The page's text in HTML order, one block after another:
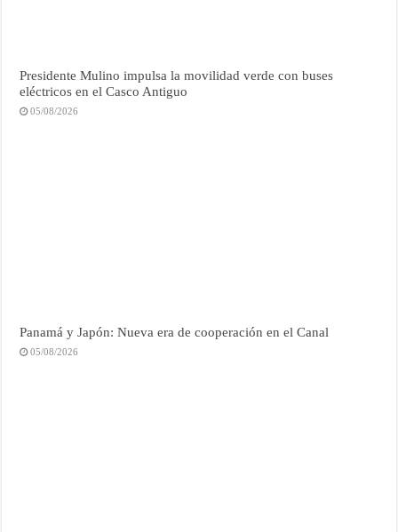
Presidente Mulino impulsa la movilidad verde con buses
eléctricos en el Casco Antiguo
05/08/2026
Panamá y Japón: Nueva era de cooperación en el Canal
05/08/2026